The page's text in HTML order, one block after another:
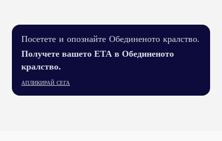
Посетете и опознайте Обединеното кралство.
Получете вашето ЕТА в Обединеното
кралство.
АПЛИКИРАЙ СЕГА